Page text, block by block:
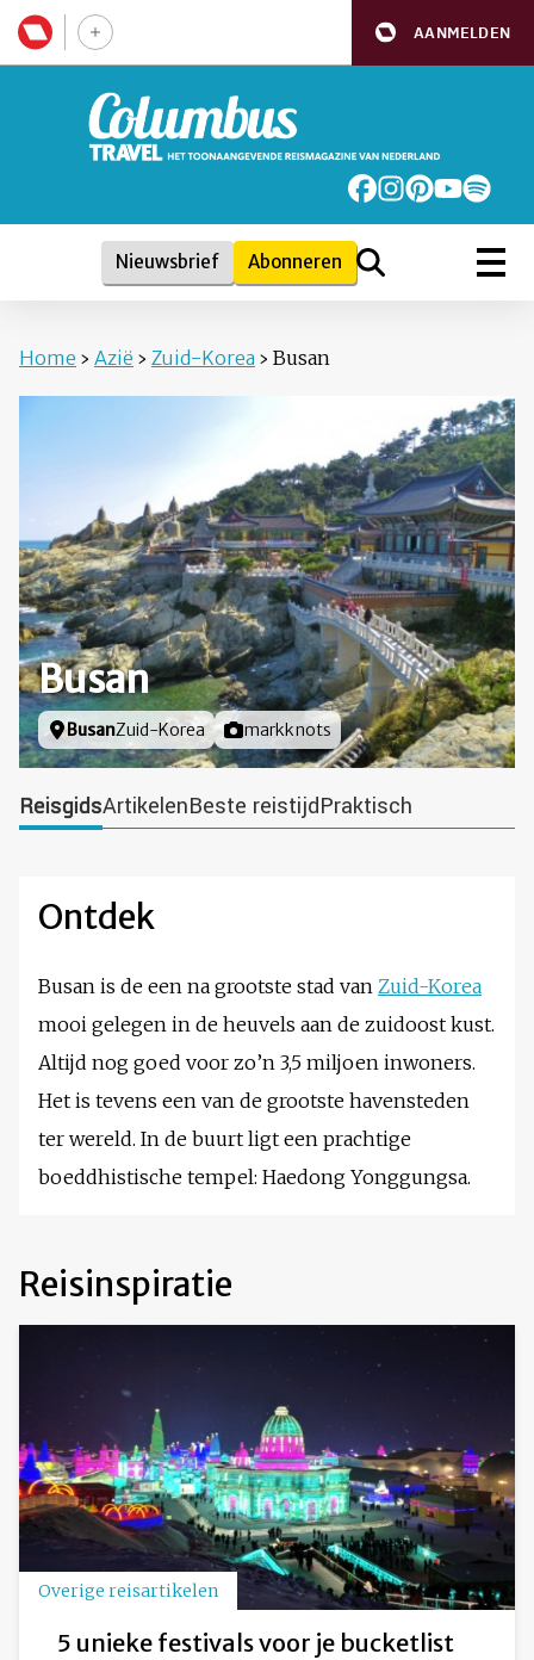
AANMELDEN
Nieuwsbrief Abonneren
Home › Azië › Zuid-Korea › Busan
Busan
Locatie
BusanZuid-Korea Foto door
markknots
ReisgidsArtikelenBeste reistijdPraktisch
Ontdek
Busan is de een na grootste stad van Zuid-Korea
mooi gelegen in de heuvels aan de zuidoost kust.
Altijd nog goed voor zo’n 3,5 miljoen inwoners.
Het is tevens een van de grootste havensteden
ter wereld. In de buurt ligt een prachtige
boeddhistische tempel: Haedong Yonggungsa.
Reisinspiratie
Overige reisartikelen
5 unieke festivals voor je bucketlist